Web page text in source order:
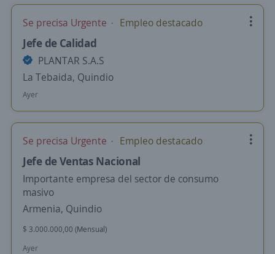
Se precisa Urgente Empleo destacado
Jefe de Calidad
PLANTAR S.A.S
La Tebaida, Quindio
Ayer
Se precisa Urgente Empleo destacado
Jefe de Ventas Nacional
Importante empresa del sector de consumo
masivo
Armenia, Quindio
$ 3.000.000,00 (Mensual)
Ayer